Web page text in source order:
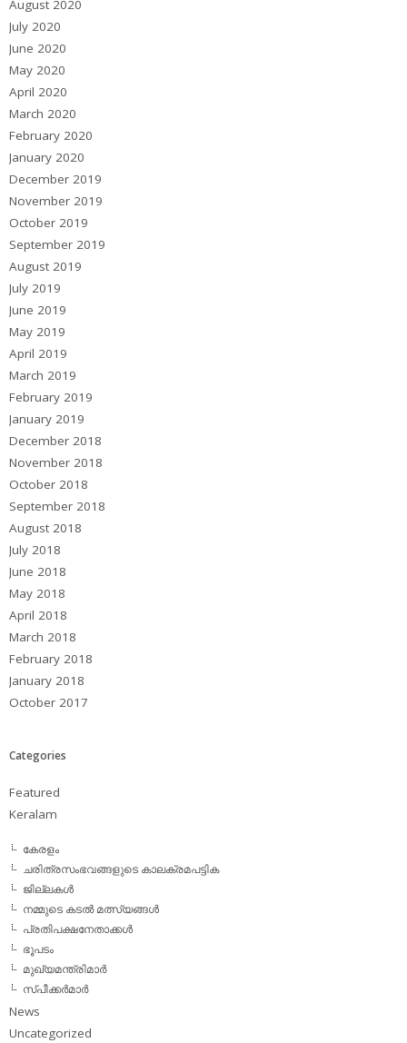
August 2020
July 2020
June 2020
May 2020
April 2020
March 2020
February 2020
January 2020
December 2019
November 2019
October 2019
September 2019
August 2019
July 2019
June 2019
May 2019
April 2019
March 2019
February 2019
January 2019
December 2018
November 2018
October 2018
September 2018
August 2018
July 2018
June 2018
May 2018
April 2018
March 2018
February 2018
January 2018
October 2017
Categories
Featured
Keralam
കേരളം
ചരിത്രസംഭവങ്ങളുടെ കാലക്രമപട്ടിക
ജില്ലകള്‍
നമ്മുടെ കടല്‍ മത്സ്യങ്ങള്‍
പ്രതിപക്ഷനേതാക്കള്‍
ഭൂപടം
മുഖ്യമന്ത്രിമാര്‍
സ്പീക്കര്‍മാര്‍
News
Uncategorized